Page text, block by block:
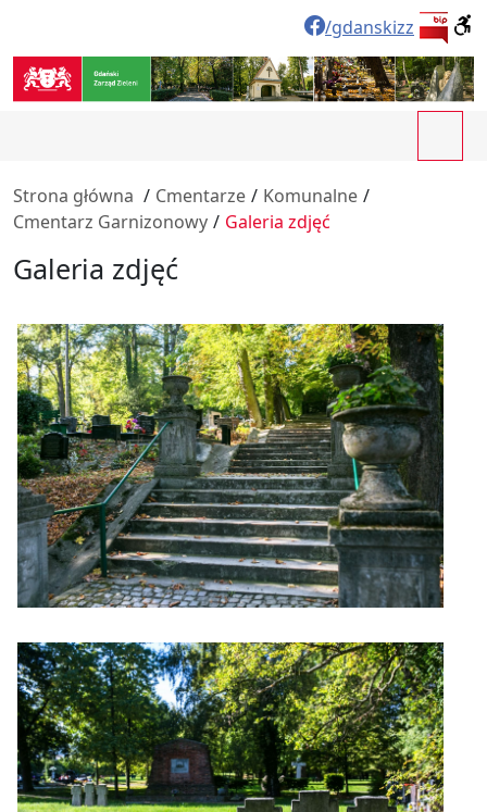
/gdanskizz
Strona główna / Cmentarze / Komunalne /
Cmentarz Garnizonowy / Galeria zdjęć
Galeria zdjęć